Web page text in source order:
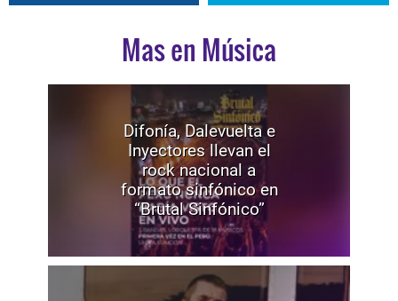
Mas en Música
Difonía, Dalevuelta e
Inyectores llevan el
rock nacional a
formato sinfónico en
“Brutal Sinfónico”